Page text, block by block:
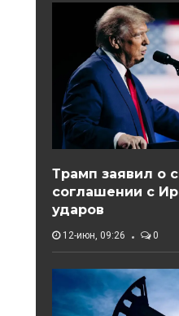
Трамп заявил о
соглашении с
ударов
12-июн, 09:26 0